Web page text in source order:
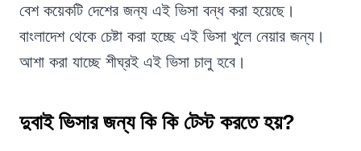
বেশ কয়েকটি দেশের জন্য এই ভিসা বন্ধ করা হয়েছে।
বাংলাদেশ থেকে চেষ্টা করা হচ্ছে এই ভিসা খুলে নেয়ার জন্য।
আশা করা যাচ্ছে শীঘ্রই এই ভিসা চালু হবে।
দুবাই ভিসার জন্য কি কি টেস্ট করতে হয়?